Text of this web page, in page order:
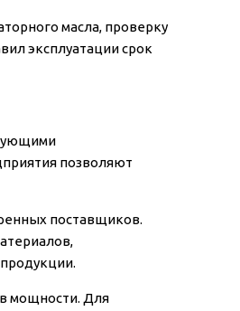
масла, проверку
эксплуатации срок
позволяют
поставщиков.
мощности. Для